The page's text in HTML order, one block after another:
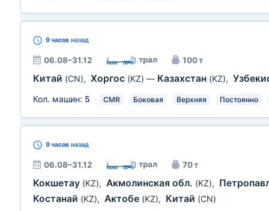
9 часов назад
06.08–31.12 трал 100 т
Китай (CN), Хоргос (KZ) — Казахстан (KZ),
Кол. машин: 5 CMR Боковая Верхняя Постоянно
9 часов назад
06.08–31.12 трал 70 т
Кокшетау (KZ), Акмолинская обл. (KZ),
Костанай (KZ), Актобе (KZ), Китай (CN)